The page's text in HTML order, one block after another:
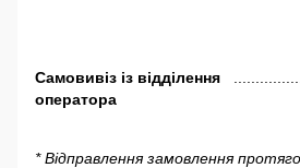
Самовивіз із відділення
оператора
* Відправлення замовлення